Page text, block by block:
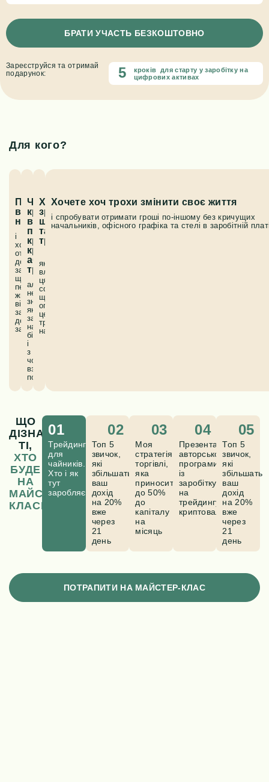
БРАТИ УЧАСТЬ БЕЗКОШТОВНО
Зареєструйся та отримай
подарунок:
5
кроків для старту у заробітку на
цифрових активах
Для кого?
Працюєте
в
наймі
і
хочете
отримати
додатковий
заробіток,
щоб
перестати
жити
від
зарплати
до
зарплати
Чули
краєм
вуха
про
криптовалюту
криптовалюту
або
трейдинг
але
не
знаєте,
як
зареєструватися
на
біржі
і
з
чого
взагалі
почати
Хочете
зрозуміти,
що
таке
трейдинг
як
влаштована
ця
сфера,
щоб
опанувати
цей
трендовий
напрямок
Хочете хоч трохи змінити своє життя
і спробувати отримати гроші по-іншому без кричущих
начальників, офісного графіка та стелі в заробітній
ЩО
ДІЗНАЮТЬСЯ
ТІ,
ХТО
БУДЕ
НА
МАЙСТЕР-
КЛАСІ?
02
Топ 5
звичок,
які
збільшать
ваш
дохід
на 20%
вже
через
21
день
03
Моя
стратегія
торгівлі,
яка
приносить
до 50%
до
капіталу
на
місяць
01
Трейдинг
для
чайників.
Хто і як
тут
заробляє?
04
Презентація
авторської
програми
із
заробітку
на
трейдингу
криптовалют
05
Топ 5
звичок,
які
збільшать
ваш
дохід
на 20%
вже
через
21
день
ПОТРАПИТИ НА МАЙСТЕР-КЛАС
ОБЕРІТЬ ЗРУЧНИЙ ЧАС ДЛЯ УЧАСТІ І
НАТИСНІТЬ КНОПКУ
“ВЗЯТИ УЧАСТЬ”
Оберіть зручний час